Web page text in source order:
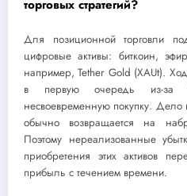
торговых стратегий?
Для позиционной торговли
цифровые активы: биткоин,
например, Tether Gold (XAUt).
в первую очередь из-за
несвоевременную покупку. Дело
обычно возвращается на
Поэтому нереализованные
приобретения этих активов
прибыль с течением времени.